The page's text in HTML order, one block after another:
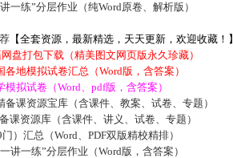
一练”分层作业（纯Word原卷、解析版）
【全套资源，最新精选，天天更新，欢迎收藏！】
盘打包下载（精美图文网页版永久珍藏）
地模拟试卷汇总（Word版，含答案）
拟试卷（Word、pdf版，含答案）
课资源宝库（含课件、教案、试卷、专题）
课资源库（含课件、讲义、试卷、专题）
）汇总（Word、PDF双版精校精排）
讲一练”分层作业（Word版，含答案）